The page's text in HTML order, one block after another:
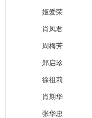
姬爱荣
肖凤君
周梅芳
郑启珍
徐祖莉
肖期华
张华忠